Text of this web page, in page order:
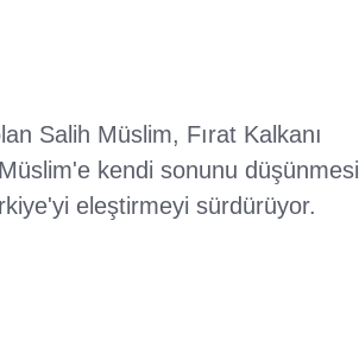
Salih Müslim, Fırat Kalkanı
kendi sonunu düşünmesi
eleştirmeyi sürdürüyor.